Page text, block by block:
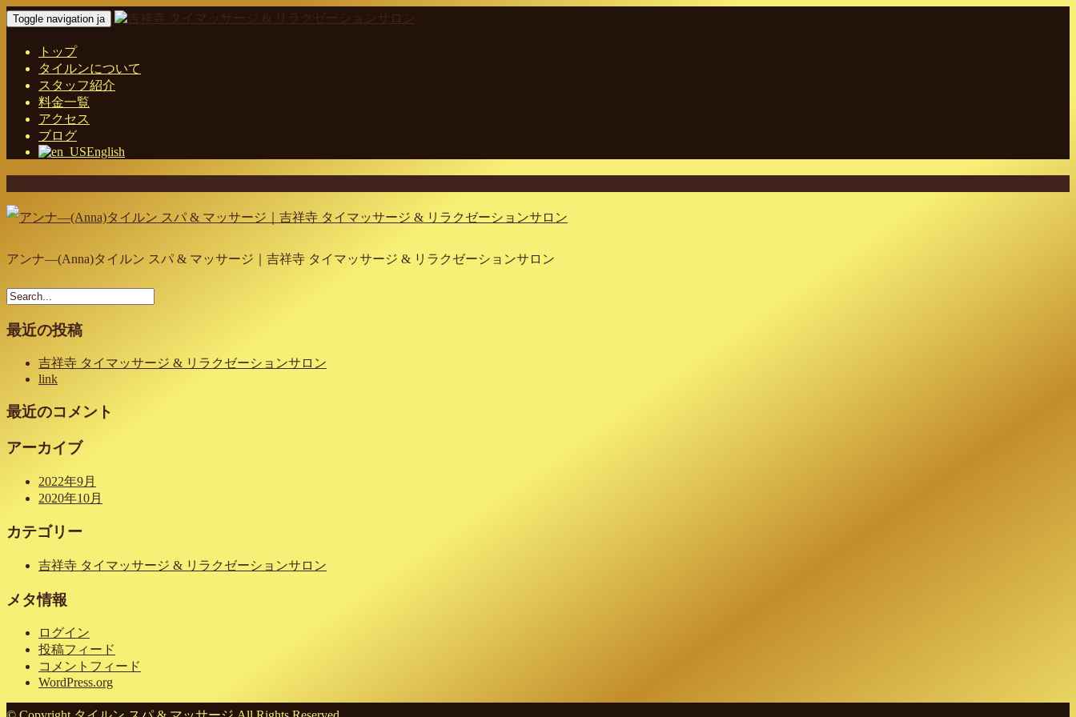
Toggle navigation ja
トップ
タイルンについて
スタッフ紹介
料金一覧
アクセス
ブログ
English
アンナ―(Anna)タイルン スパ & マッサージ｜吉祥寺 タイマッサージ & リラクゼーションサロン
最近の投稿
吉祥寺 タイマッサージ & リラクゼーションサロン
link
最近のコメント
アーカイブ
2022年9月
2020年10月
カテゴリー
吉祥寺 タイマッサージ & リラクゼーションサロン
メタ情報
ログイン
投稿フィード
コメントフィード
WordPress.org